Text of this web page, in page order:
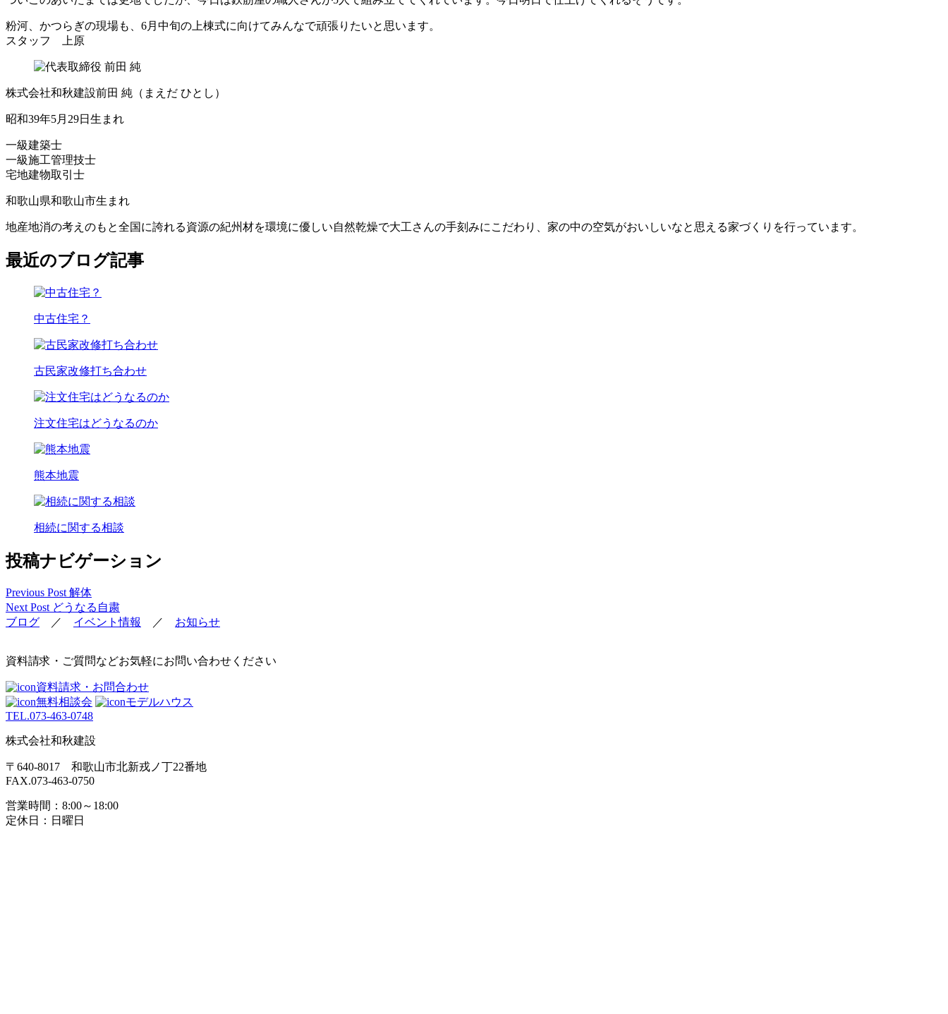
粉河、かつらぎの現場も、6月中旬の上棟式に向けてみんなで頑張りたいと思います。
スタッフ 上原
株式会社和秋建設前田 純 （まえだ ひとし）
昭和39年5月29日生まれ
一級建築士
一級施工管理技士
宅地建物取引士
和歌山県和歌山市生まれ
地産地消の考えのもと全国に誇れる資源の紀州材を環境に優しい自然乾燥で大工さんの手刻みにこだわり、家の中の空気がおいしいなと思える家づくりを行っています。
最近のブログ記事
中古住宅？
古民家改修打ち合わせ
注文住宅はどうなるのか
熊本地震
相続に関する相談
投稿ナビゲーション
Previous Post解体
Next Postどうなる自粛
ブログ ／ イベント情報 ／ お知らせ
資料請求・ご質問などお気軽にお問い合わせください
資料請求・お問合わせ
無料相談会
モデルハウス
TEL.073-463-0748
株式会社和秋建設
〒640-8017 和歌山市北新戎ノ丁22番地
FAX.073-463-0750
営業時間：8:00～18:00
定休日：日曜日